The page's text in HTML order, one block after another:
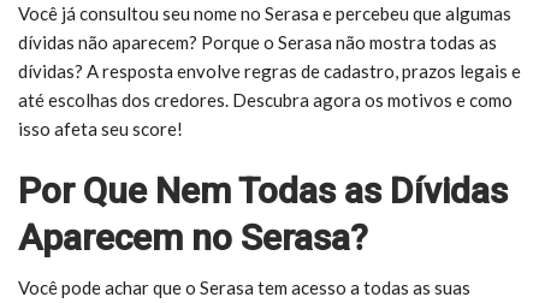
Você já consultou seu nome no Serasa e percebeu que algumas
dívidas não aparecem? Porque o Serasa não mostra todas as
dívidas? A resposta envolve regras de cadastro, prazos legais e
até escolhas dos credores. Descubra agora os motivos e como
isso afeta seu score!
Por Que Nem Todas as Dívidas
Aparecem no Serasa?
Você pode achar que o Serasa tem acesso a todas as suas